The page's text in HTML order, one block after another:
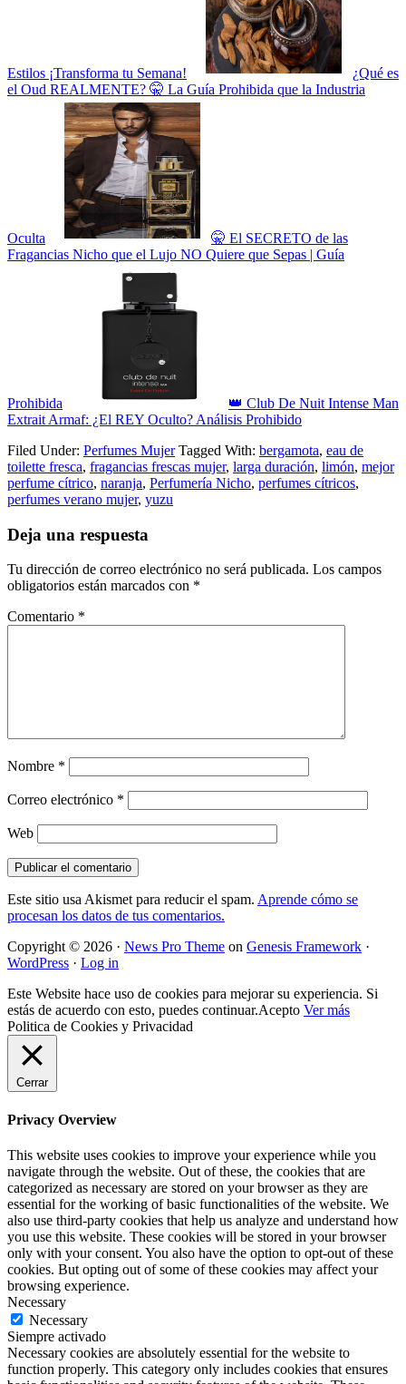
Estilos ¡Transforma tu Semana!
¿Qué es
el Oud REALMENTE? 🤫 La Guía Prohibida que la Industria
Oculta
🤫 El SECRETO de las
Fragancias Nicho que el Lujo NO Quiere que Sepas | Guía
Prohibida
👑 Club De Nuit Intense Man
Extrait Armaf: ¿El REY Oculto? Análisis Prohibido
Filed Under: Perfumes Mujer Tagged With: bergamota, eau de
toilette fresca, fragancias frescas mujer, larga duración, limón, mejor
perfume cítrico, naranja, Perfumería Nicho, perfumes cítricos,
perfumes verano mujer, yuzu
Deja una respuesta
Tu dirección de correo electrónico no será publicada. Los campos
obligatorios están marcados con *
Comentario *
Nombre *
Correo electrónico *
Web
Este sitio usa Akismet para reducir el spam. Aprende cómo se
procesan los datos de tus comentarios.
Copyright © 2026 · News Pro Theme on Genesis Framework ·
WordPress · Log in
Este Website hace uso de cookies para mejorar su experiencia. Si
estás de acuerdo con esto, puedes continuar.Acepto Ver más
Politica de Cookies y Privacidad
Cerrar
Privacy Overview
This website uses cookies to improve your experience while you
navigate through the website. Out of these, the cookies that are
categorized as necessary are stored on your browser as they are
essential for the working of basic functionalities of the website. We
also use third-party cookies that help us analyze and understand how
you use this website. These cookies will be stored in your browser
only with your consent. You also have the option to opt-out of these
cookies. But opting out of some of these cookies may affect your
browsing experience.
Necessary
Necessary
Siempre activado
Necessary cookies are absolutely essential for the website to
function properly. This category only includes cookies that ensures